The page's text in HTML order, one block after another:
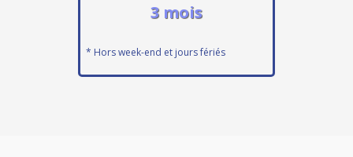
3 mois
* Hors week-end et jours fériés